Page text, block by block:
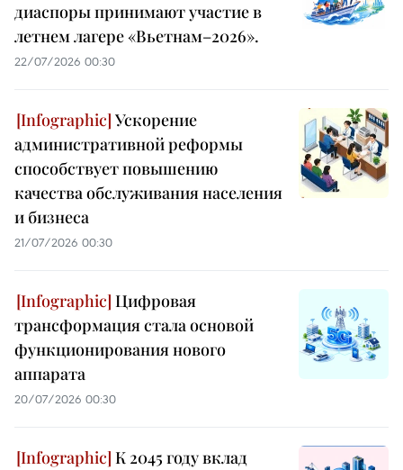
диаспоры принимают участие в
летнем лагере «Вьетнам–2026».
22/07/2026 00:30
Ускорение
административной реформы
способствует повышению
качества обслуживания населения
и бизнеса
21/07/2026 00:30
Цифровая
трансформация стала основой
функционирования нового
аппарата
20/07/2026 00:30
К 2045 году вклад